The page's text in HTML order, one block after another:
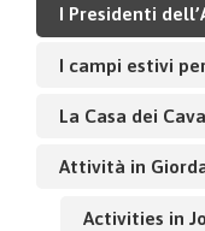
I Presidenti
I campi estivi
La Casa dei
Attività in
Activities in